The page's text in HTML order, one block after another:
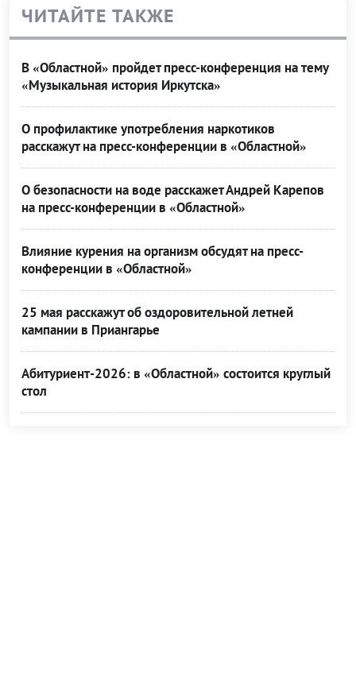
ЧИТАЙТЕ ТАКЖЕ
В «Областной» пройдет пресс-конференция на тему
«Музыкальная история Иркутска»
О профилактике употребления наркотиков
расскажут на пресс-конференции в «Областной»
О безопасности на воде расскажет Андрей Карепов
на пресс-конференции в «Областной»
Влияние курения на организм обсудят на пресс-
конференции в «Областной»
25 мая расскажут об оздоровительной летней
кампании в Приангарье
Абитуриент-2026: в «Областной» состоится круглый
стол